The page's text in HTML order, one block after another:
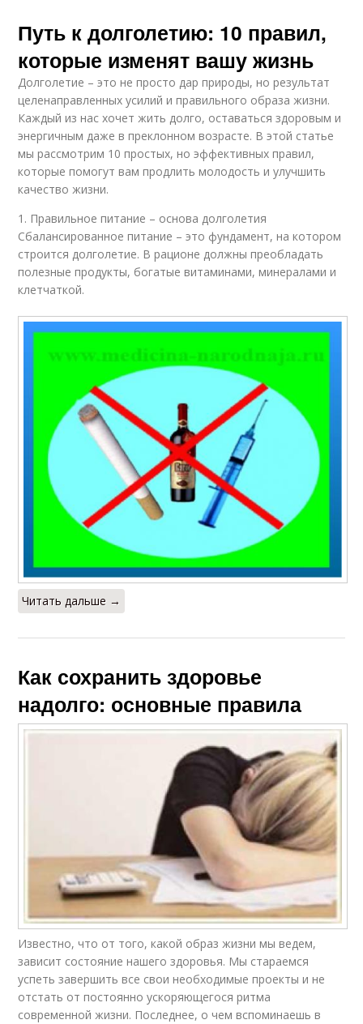
Путь к долголетию: 10 правил,
которые изменят вашу жизнь
Долголетие – это не просто дар природы, но результат
целенаправленных усилий и правильного образа жизни.
Каждый из нас хочет жить долго, оставаться здоровым и
энергичным даже в преклонном возрасте. В этой статье
мы рассмотрим 10 простых, но эффективных правил,
которые помогут вам продлить молодость и улучшить
качество жизни.
1. Правильное питание – основа долголетия
Сбалансированное питание – это фундамент, на котором
строится долголетие. В рационе должны преобладать
полезные продукты, богатые витаминами, минералами и
клетчаткой.
Читать дальше →
Как сохранить здоровье
надолго: основные правила
Известно, что от того, какой образ жизни мы ведем,
зависит состояние нашего здоровья. Мы стараемся
успеть завершить все свои необходимые проекты и не
отстать от постоянно ускоряющегося ритма
современной жизни. Последнее, о чем вспоминаешь в